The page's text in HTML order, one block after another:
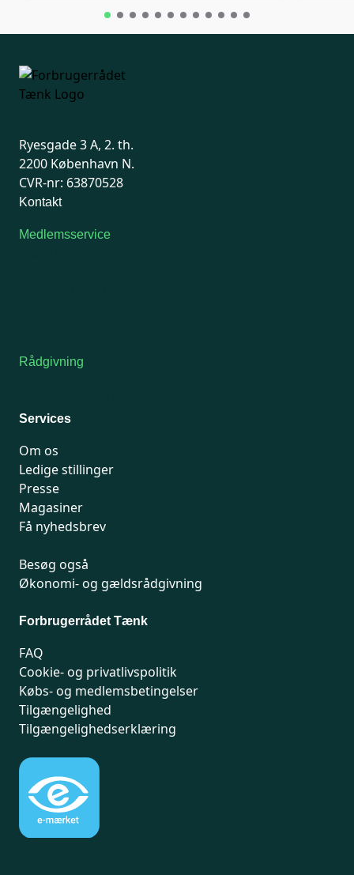
Ryesgade 3 A, 2. th.
2200 København N.
CVR-nr: 63870528
Kontakt
Medlemsservice
Rådgivning
Services
Om os
Ledige stillinger
Presse
Magasiner
Få nyhedsbrev
Besøg også
Økonomi- og gældsrådgivning
Forbrugerrådet Tænk
FAQ
Cookie- og privatlivspolitik
Købs- og medlemsbetingelser
Tilgængelighed
Tilgængelighedserklæring